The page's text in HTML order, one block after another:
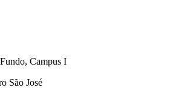
Campus I
São José